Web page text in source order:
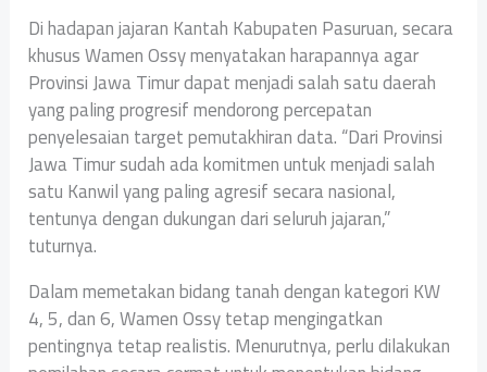
Di hadapan jajaran Kantah Kabupaten Pasuruan, secara
khusus Wamen Ossy menyatakan harapannya agar
Provinsi Jawa Timur dapat menjadi salah satu daerah
yang paling progresif mendorong percepatan
penyelesaian target pemutakhiran data. “Dari Provinsi
Jawa Timur sudah ada komitmen untuk menjadi salah
satu Kanwil yang paling agresif secara nasional,
tentunya dengan dukungan dari seluruh jajaran,”
tuturnya.
Dalam memetakan bidang tanah dengan kategori KW
4, 5, dan 6, Wamen Ossy tetap mengingatkan
pentingnya tetap realistis. Menurutnya, perlu dilakukan